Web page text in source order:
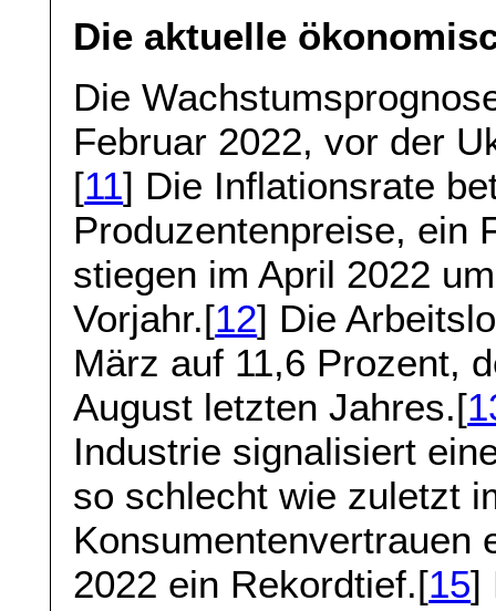
Die aktuelle
Die
Februar 2022, vor der
[11] Die Inflationsrate
Produzentenpreise, ein
stiegen im April 2022
Vorjahr.[12] Die
März auf 11,6 Prozent,
August letzten Jahres.[
Industrie signalisiert
so schlecht wie zuletzt
Konsumentenvertrauen
2022 ein Rekordtief.[15]